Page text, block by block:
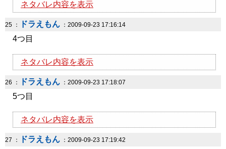
ネタバレ内容を表示
25 ： ドラえもん ：2009-09-23 17:16:14
4つ目
ネタバレ内容を表示
26 ： ドラえもん ：2009-09-23 17:18:07
5つ目
ネタバレ内容を表示
27 ： ドラえもん ：2009-09-23 17:19:42